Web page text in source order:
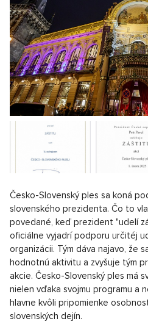
Česko-Slovenský ples sa koná
slovenského prezidenta. Čo to
povedané, keď prezident "udelí
oficiálne vyjadrí podporu určitéj
organizácii. Tým dáva najavo, že
hodnotnú aktivitu a zvyšuje tým
akcie. Česko-Slovenský ples má
nielen vďaka svojmu programu a
hlavne kvôli pripomienke
slovenských dejín.